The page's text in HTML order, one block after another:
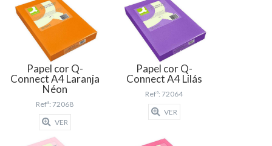
Papel cor Q-
Connect A4 Laranja
Néon
Refª: 72068
VER
Papel cor Q-
Connect A4 Lilás
Refª: 72064
VER